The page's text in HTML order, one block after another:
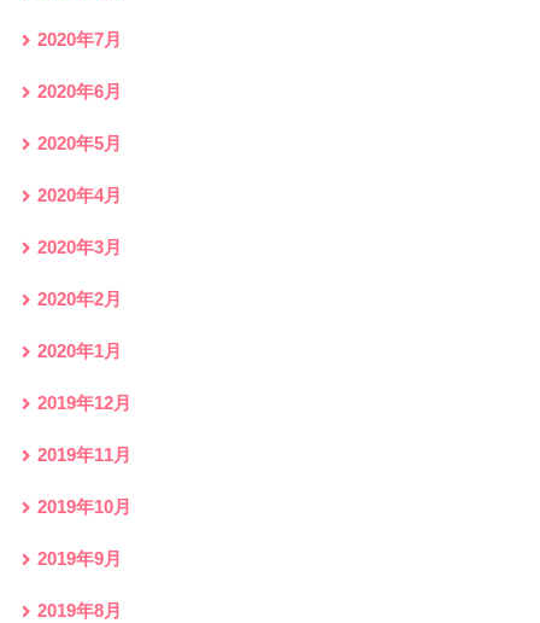
2020年7月
2020年6月
2020年5月
2020年4月
2020年3月
2020年2月
2020年1月
2019年12月
2019年11月
2019年10月
2019年9月
2019年8月